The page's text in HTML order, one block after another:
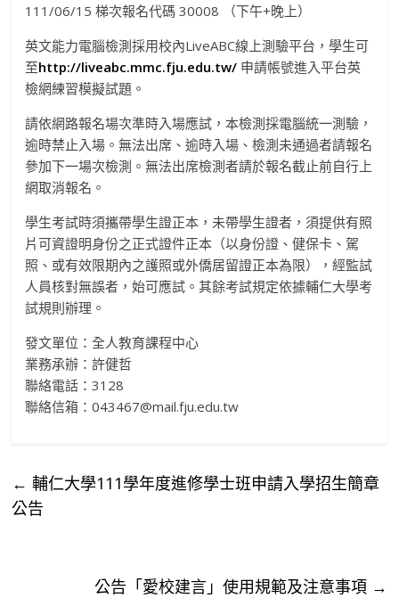
111/06/15 梯次報名代碼 30008 （下午+晚上）
英文能力電腦檢測採用校內LiveABC線上測驗平台，學生可
至http://liveabc.mmc.fju.edu.tw/ 申請帳號進入平台英
檢網練習模擬試題。
請依網路報名場次準時入場應試，本檢測採電腦統一測驗，
逾時禁止入場。無法出席、逾時入場、檢測未通過者請報名
參加下一場次檢測。無法出席檢測者請於報名截止前自行上
網取消報名。
學生考試時須攜帶學生證正本，未帶學生證者，須提供有照
片可資證明身份之正式證件正本（以身份證、健保卡、駕
照、或有效限期內之護照或外僑居留證正本為限），經監試
人員核對無誤者，始可應試。其餘考試規定依據輔仁大學考
試規則辦理。
發文單位：全人教育課程中心
業務承辦：許健哲
聯絡電話：3128
聯絡信箱：043467@mail.fju.edu.tw
← 輔仁大學111學年度進修學士班申請入學招生簡章
公告
公告「愛校建言」使用規範及注意事項 →